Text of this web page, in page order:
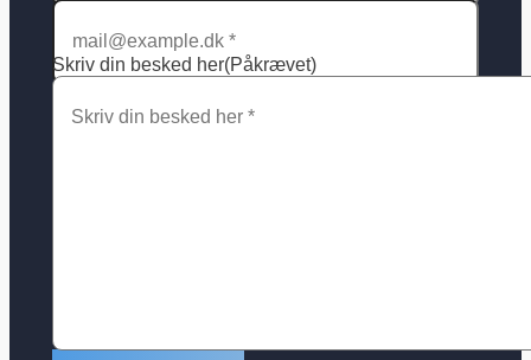
Skriv din besked her(Påkrævet)